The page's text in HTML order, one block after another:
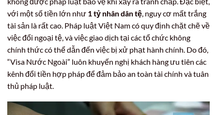
với một số tiền lớn như 1 tỷ nhân dân tệ , nguy cơ mất trắng
tài sản là rất cao. Pháp luật Việt Nam có quy định chặt chẽ về
việc đổi ngoại tệ, và việc giao dịch tại các tổ chức không
chính thức có thể dẫn đến việc bị xử phạt hành chính. Do đó,
“Visa Nước Ngoài” luôn khuyến nghị khách hàng ưu tiên các
kênh đổi tiền hợp pháp để đảm bảo an toàn tài chính và tuân
thủ pháp luật.